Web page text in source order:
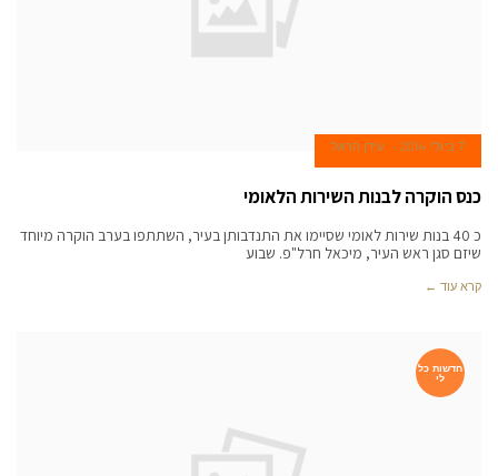
7 ביולי 2014 עידן הראל
כנס הוקרה לבנות השירות הלאומי
כ 40 בנות שירות לאומי שסיימו את התנדבותן בעיר, השתתפו בערב הוקרה מיוחד
שיזם סגן ראש העיר, מיכאל חרל"פ. שבוע
קרא עוד ←
חדשות כל
לי